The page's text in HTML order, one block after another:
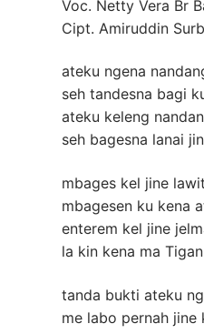
Voc. Netty Vera Br
Cipt. Amiruddin
ateku ngena
seh tandesna bagi
ateku keleng
seh bagesna lanai
mbages kel jine
mbagesen ku kena
enterem kel jine
la kin kena ma
tanda bukti ateku
me labo pernah jine